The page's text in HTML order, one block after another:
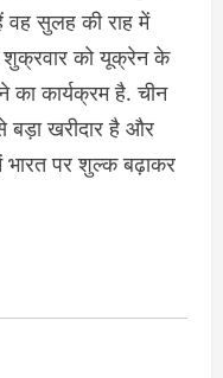
वह सुलह की राह में
शुक्रवार को यूक्रेन के
का कार्यक्रम है. चीन
बड़ा खरीदार है और
पर शुल्क बढ़ाकर